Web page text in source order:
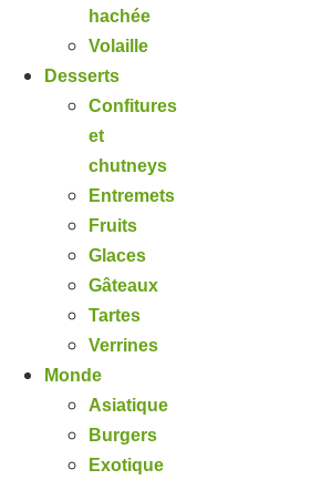
hachée
Volaille
Desserts
Confitures
et
chutneys
Entremets
Fruits
Glaces
Gâteaux
Tartes
Verrines
Monde
Asiatique
Burgers
Exotique